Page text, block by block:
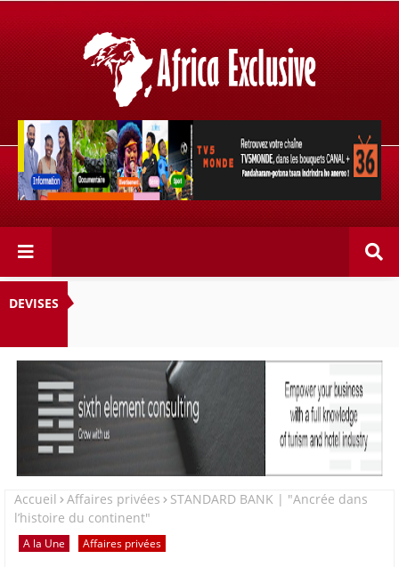
Retrouvez votre chaîne @TV5MONDE, dans les bouquets
CANAL+ 36 . Fandaharam-potoana tsara indrindra ho
anareo!
DEVISES
Accueil Affaires privées
STANDARD BANK | "Ancrée dans
l’histoire du continent"
A la Une Affaires privées